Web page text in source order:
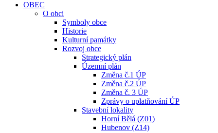
OBEC
O obci
Symboly obce
Historie
Kulturní památky
Rozvoj obce
Strategický plán
Územní plán
Změna č.1 ÚP
Změna č.2 ÚP
Změna č. 3 ÚP
Zprávy o uplatňování ÚP
Stavební lokality
Horní Bělá (Z01)
Hubenov (Z14)